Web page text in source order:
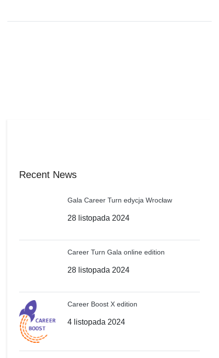
Recent News
Gala Career Turn edycja Wrocław
28 listopada 2024
Career Turn Gala online edition
28 listopada 2024
Career Boost X edition
4 listopada 2024